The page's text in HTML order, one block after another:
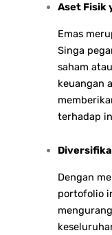
Aset Fisik
Emas
Singa
saham
keuangan
terhadap
Dengan
portofolio